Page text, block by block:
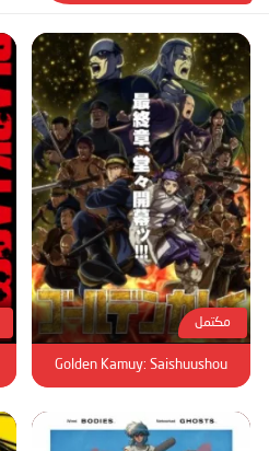
مكتمل
Golden Kamuy: Saishuushou